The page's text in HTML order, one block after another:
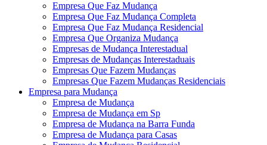
Empresa Que Faz Mudança
Empresa Que Faz Mudança Completa
Empresa Que Faz Mudança Residencial
Empresa Que Organiza Mudança
Empresas de Mudança Interestadual
Empresas de Mudanças Interestaduais
Empresas Que Fazem Mudanças
Empresas Que Fazem Mudanças Residenciais
Empresa para Mudança
Empresa de Mudança
Empresa de Mudança em Sp
Empresa de Mudança na Barra Funda
Empresa de Mudança para Casas